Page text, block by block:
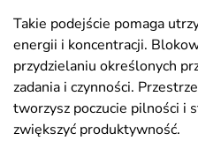
Takie podejście pomaga
energii i koncentracji.
przydzielaniu określonych
zadania i czynności.
tworzysz poczucie pilności i
zwiększyć produktywność.